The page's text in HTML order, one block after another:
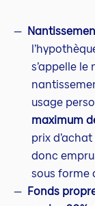
s’appelle le
usage
maximum
prix
donc
sous forme
Fonds